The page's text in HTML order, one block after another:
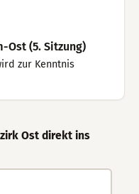
Ost (5. Sitzung)
zur Kenntnis
Ost direkt ins